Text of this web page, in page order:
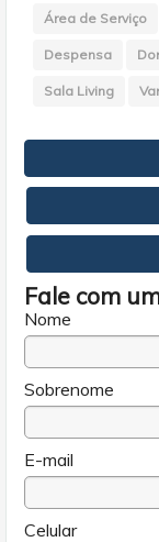
Área de Serviço
Despensa
Sala Living
Fale com
Nome
Sobrenome
E-mail
Celular